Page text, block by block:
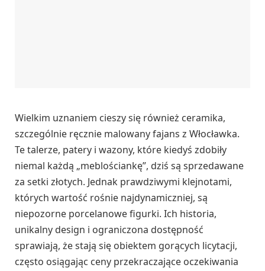
Wielkim uznaniem cieszy się również ceramika,
szczególnie ręcznie malowany fajans z Włocławka.
Te talerze, patery i wazony, które kiedyś zdobiły
niemal każdą „meblościankę”, dziś są sprzedawane
za setki złotych. Jednak prawdziwymi klejnotami,
których wartość rośnie najdynamiczniej, są
niepozorne porcelanowe figurki. Ich historia,
unikalny design i ograniczona dostępność
sprawiają, że stają się obiektem gorących licytacji,
często osiągając ceny przekraczające oczekiwania